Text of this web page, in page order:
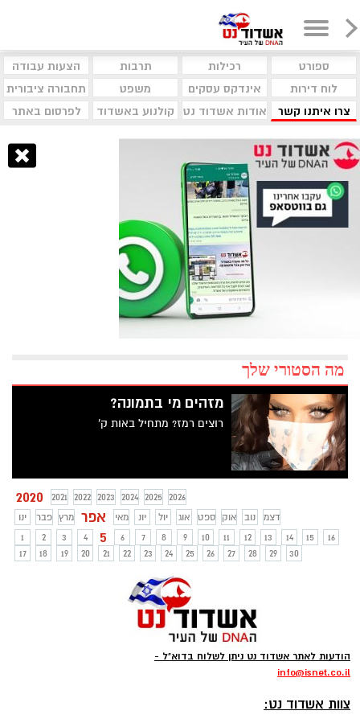
ספורט רכילות תרבות
הצעות עבודה
לוח דירות
אינדקס עסקים משפט
תחבורה ציבורית
צרו איתנו קשר
אודות אשדוד נט קולנוע באשדוד לפרסום באתר
מה הסטורי שלך
מזהים מי בתמונה?
רוצים רמז? מתחיל באות ק'
2020 2021 2022 2023 2024 2025
2026
ינו
פבר מרץ אפר מאי יונ יול אוג ספט אוק נוב
דצמ
1
2 3 4 5 6 7 8 9 10 11 12 13 14 15
16
17
18 19 20 21 22 23 24 25 26 27 28 29 30
הודעות לאתר אשדוד נט ניתן לשלוח בדוא"ל -
info@isnet.co.il
צוות אשדוד נט: